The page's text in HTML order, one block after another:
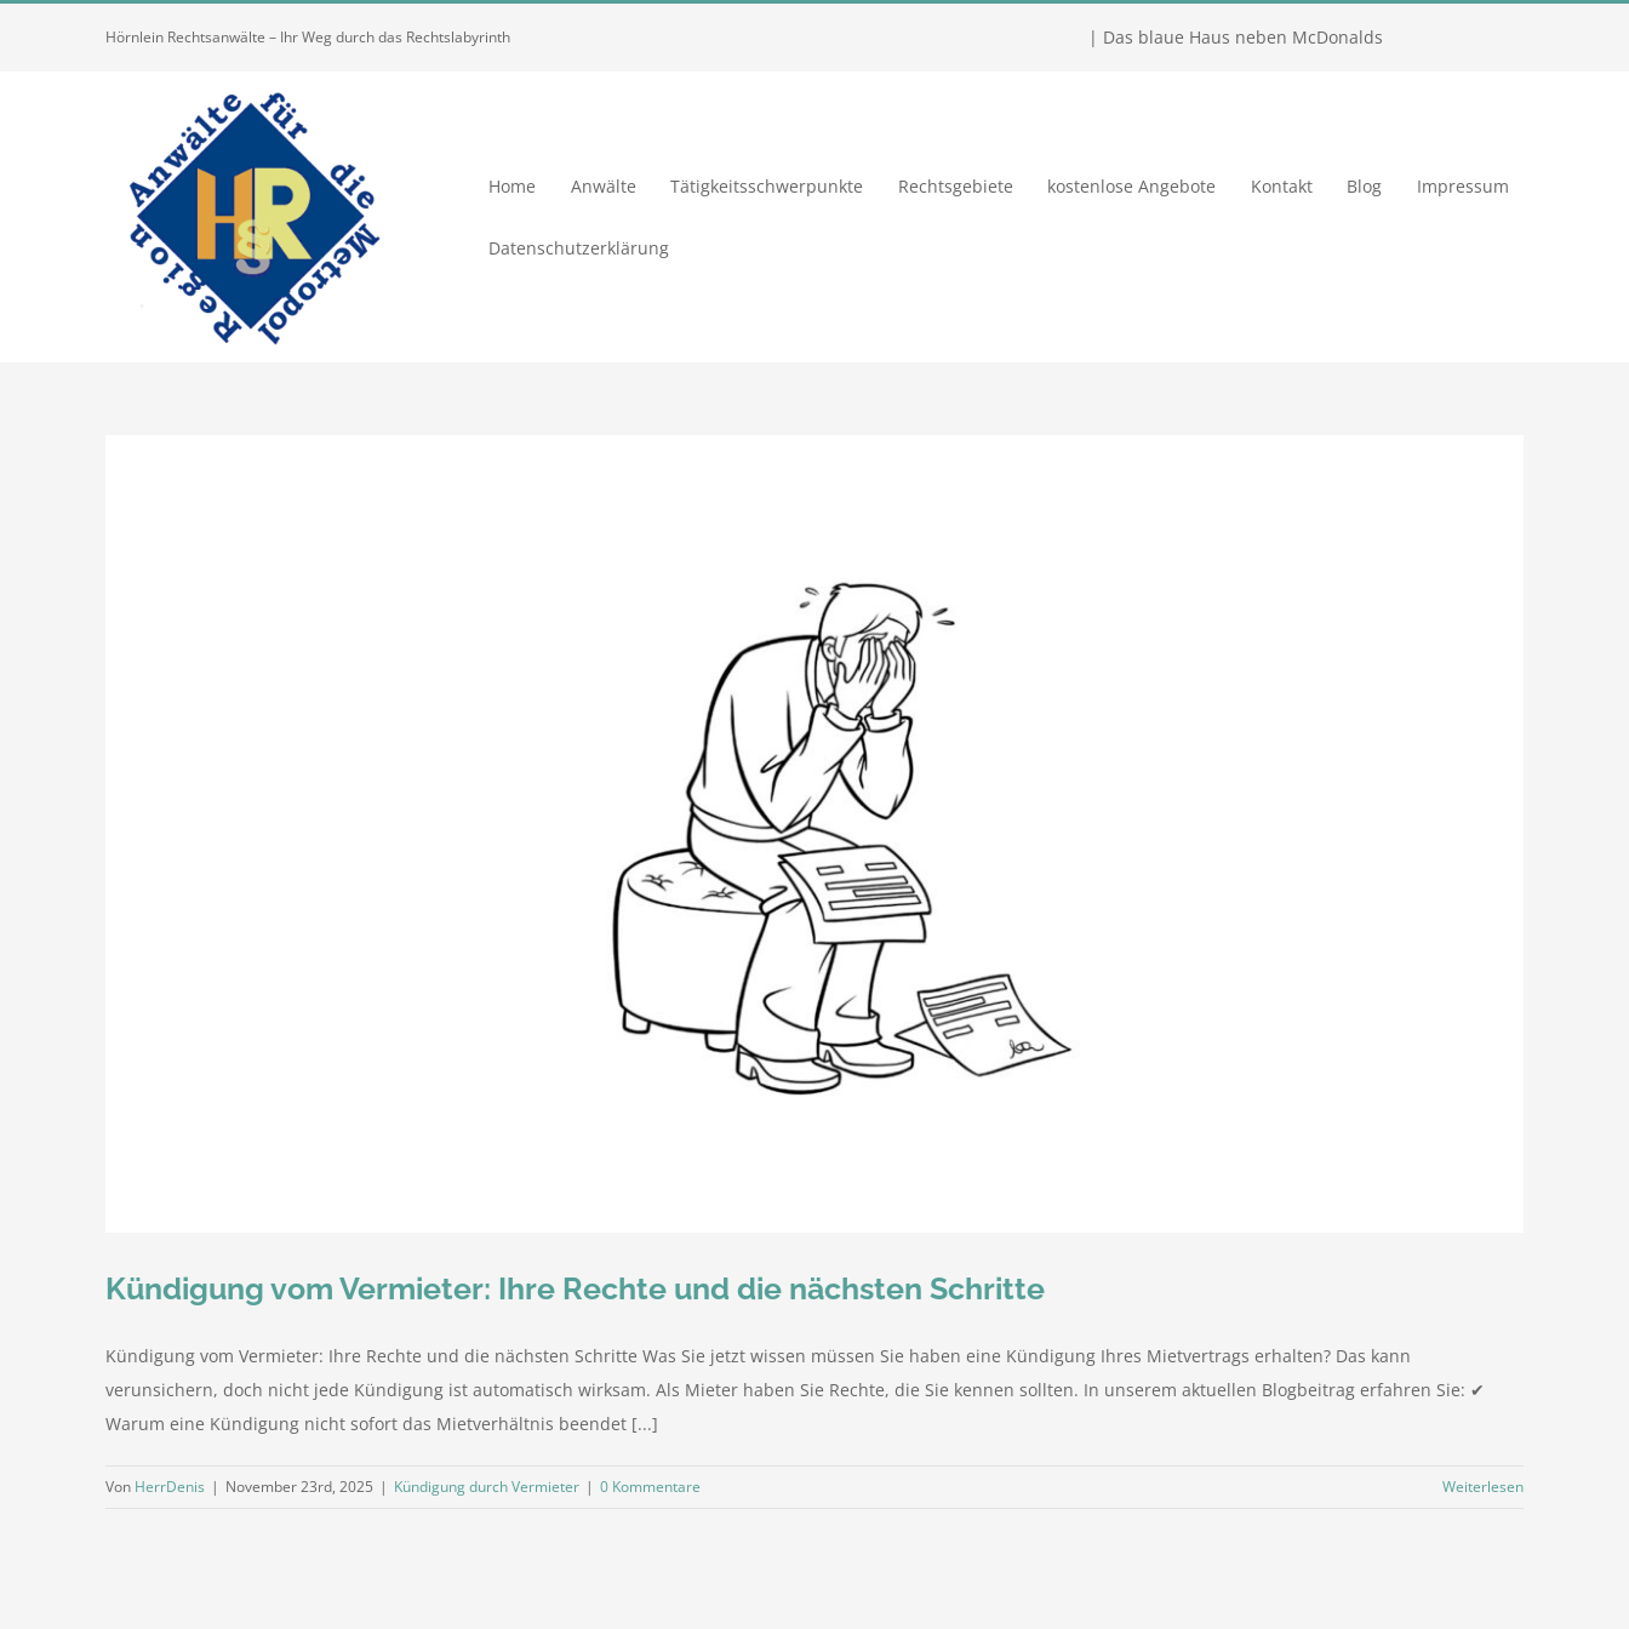
Hörnlein Rechtsanwälte – Ihr Weg durch das Rechtslabyrinth | Das blaue Haus neben McDonalds
Home Anwälte Tätigkeitsschwerpunkte Rechtsgebiete kostenlose Angebote Kontakt Blog Impressum
Datenschutzerklärung
Kündigung vom Vermieter: Ihre Rechte und die nächsten Schritte
Kündigung vom Vermieter: Ihre Rechte und die nächsten Schritte Was Sie jetzt wissen müssen Sie haben eine Kündigung Ihres Mietvertrags erhalten? Das kann
verunsichern, doch nicht jede Kündigung ist automatisch wirksam. Als Mieter haben Sie Rechte, die Sie kennen sollten. In unserem aktuellen Blogbeitrag erfahren Sie: ✔
Warum eine Kündigung nicht sofort das Mietverhältnis beendet [...]
Von HerrDenis | November 23rd, 2025 | Kündigung durch Vermieter | 0 Kommentare Weiterlesen